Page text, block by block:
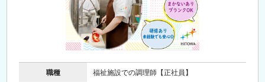
職種 福祉施設での調理師【正社員】